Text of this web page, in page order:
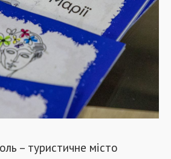
– туристичне місто